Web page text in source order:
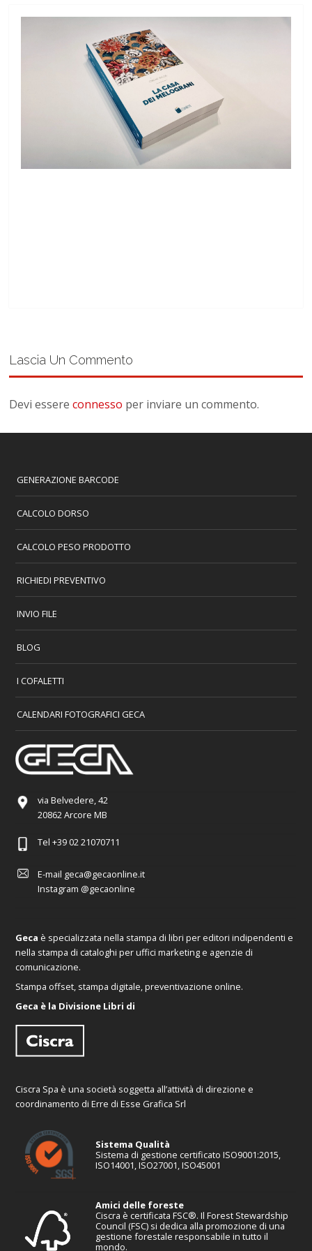
Lascia Un Commento
Devi essereconnesso per inviare un commento.
GENERAZIONE BARCODE
CALCOLO DORSO
CALCOLO PESO PRODOTTO
RICHIEDI PREVENTIVO
INVIO FILE
BLOG
I COFALETTI
CALENDARI FOTOGRAFICI GECA
via Belvedere, 42
20862 Arcore MB
Tel +39 02 21070711
E-mail geca@gecaonline.it
Instagram @gecaonline
Geca è specializzata nella stampa di libri per editori indipendenti e
nella stampa di cataloghi per uffici marketing e agenzie di
comunicazione.
Stampa offset, stampa digitale, preventivazione online.
Geca è la Divisione Libri di
Ciscra Spa è una società soggetta all’attività di direzione e
coordinamento di Erre di Esse Grafica Srl
Sistema Qualità
Sistema di gestione certificato ISO9001:2015,
ISO14001, ISO27001, ISO45001
Amici delle foreste
Ciscra è certificata FSC®. Il Forest Stewardship
Council (FSC) si dedica alla promozione di una
gestione forestale responsabile in tutto il
mondo.